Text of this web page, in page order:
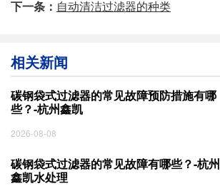
下一条： 自动清洁过滤器的种类
相关新闻
碳钢袋式过滤器的常见故障预防措施有哪
些？-杭州鑫凯
2026-08-08
碳钢袋式过滤器的常见故障有哪些？-杭州
鑫凯水处理